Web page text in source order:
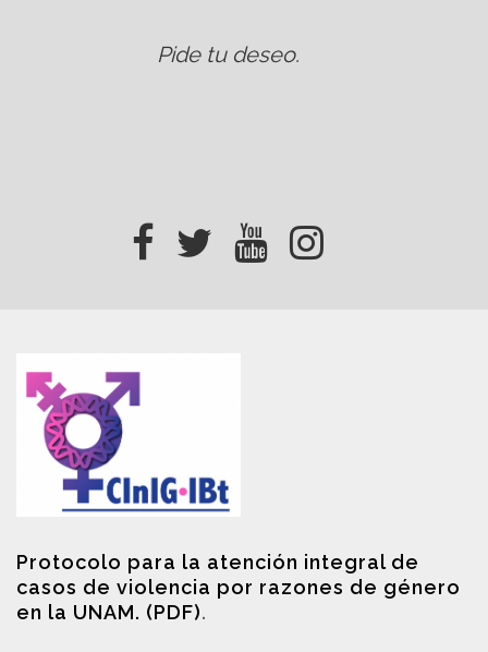
Pide tu deseo.
Protocolo para la atención integral de
casos de violencia por razones de género
en la UNAM. (PDF).